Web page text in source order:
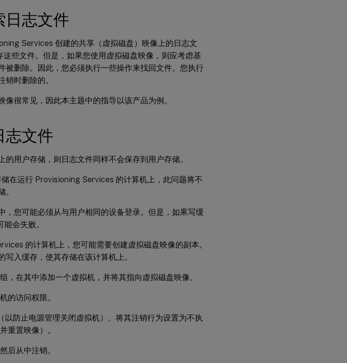
日志文件
Services 创建的共享（虚拟磁盘）映像上的日志文
些文件。但是，如果您使用虚拟磁盘映像，则应考虑基
被删除。因此，您必须执行一些操作来找回文件。您执行
时删除的。
很常见，因此本主题中的指导以该产品为例。
志文件
用户存储，则日志文件同样不会保存到用户存储。
在运行 Provisioning Services 的计算机上，此问题将不
，您可能必须从与用户相同的设备登录。但是，如果写缓
会失败。
的计算机上，您可能需要创建虚拟磁盘映像的副本。
入缓存，使其存储在该计算机上。
，在其中添加一个虚拟机，并将其指向虚拟磁盘映像。
的访问权限。
以防止电源管理关闭虚拟机）。将其注销行为设置为不执
重置映像）。
后从中注销。